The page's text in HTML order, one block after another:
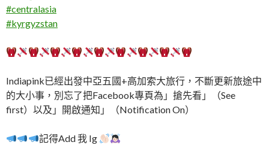
#centralasia
#kyrgyzstan
Indiapink已經出發中亞五國+高加索大旅行，不斷更新旅途中
的大小事，別忘了把Facebook專頁為」搶先看」（See
first）以及」開啟通知」（Notification On）
記得Add 我 Ig